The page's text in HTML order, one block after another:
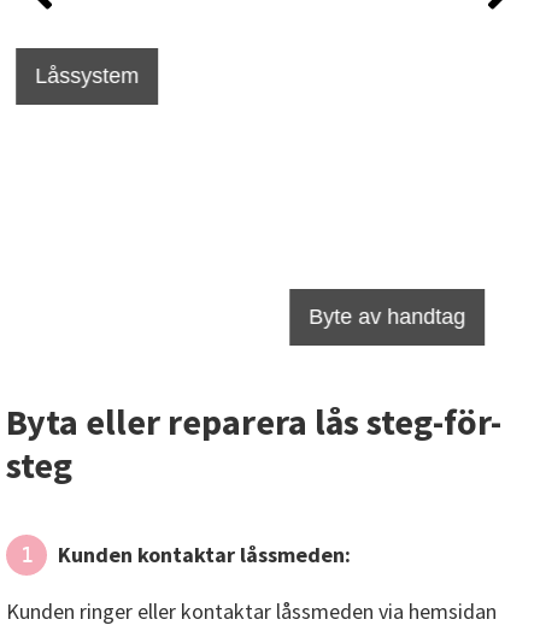
Låssystem
Kunden kontaktar låssmeden:
eller andra kanaler.
Kunden beskriver problemet: Låsöppning, låsbyte,
installation av nytt lås etc.
ankomsttid.
2 Låssmeden åker till kunden: